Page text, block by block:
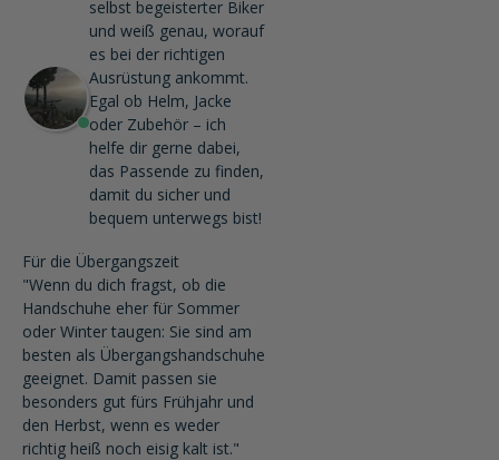
selbst begeisterter Biker
und weiß genau, worauf
es bei der richtigen
Ausrüstung ankommt.
Egal ob Helm, Jacke
oder Zubehör – ich
helfe dir gerne dabei,
das Passende zu finden,
damit du sicher und
bequem unterwegs bist!
Für die Übergangszeit
"Wenn du dich fragst, ob die
Handschuhe eher für Sommer
oder Winter taugen: Sie sind am
besten als Übergangshandschuhe
geeignet. Damit passen sie
besonders gut fürs Frühjahr und
den Herbst, wenn es weder
richtig heiß noch eisig kalt ist."